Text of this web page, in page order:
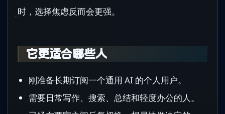
时，选择焦虑反而会更强。
它更适合哪些人
刚准备长期订阅一个通用 AI 的个人用户。
需要日常写作、搜索、总结和轻度办公的人。